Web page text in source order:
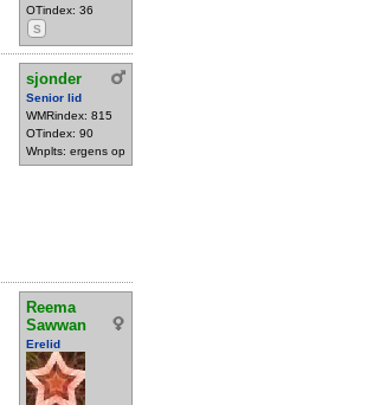
OTindex: 36
S
sjonder
Senior lid
WMRindex: 815
OTindex: 90
Wnplts: ergens op
Reema
Sawwan
Erelid